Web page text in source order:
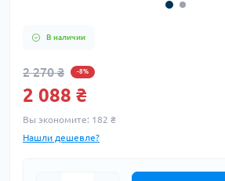
В наличии
2 270 ₴ -8%
2 088 ₴
Вы экономите: 182 ₴
Нашли дешевле?